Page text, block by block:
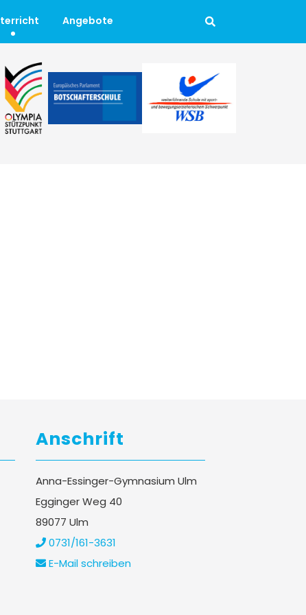
Angebote
Anschrift
Anna-Essinger-Gymnasium Ulm
Egginger Weg 40
89077 Ulm
0731/161-3631
E-Mail schreiben